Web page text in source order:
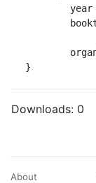
}
Downloads: 0
About